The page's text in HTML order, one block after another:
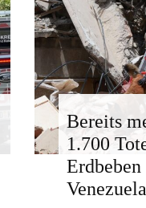
Bereits
1.700
Erdbeben
Venezuela